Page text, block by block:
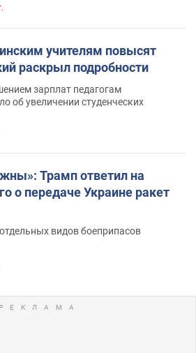
учителям повысят
раскрыл подробности
зарплат педагогам
об увеличении студенческих
Трамп ответил на
о передаче Украине ракет
видов боеприпасов